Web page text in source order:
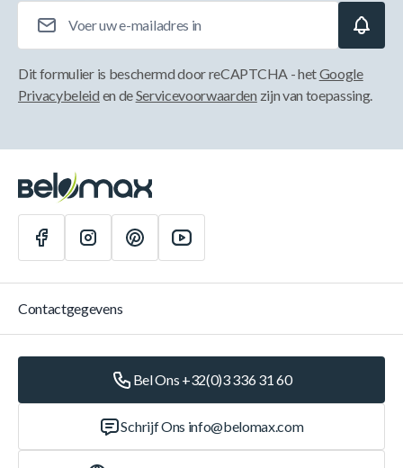
Dit formulier is beschermd door reCAPTCHA - hetGoogle
Privacybeleid en deServicevoorwaarden zijn van toepassing.
Contactgegevens
Bel Ons +32(0)3 336 31 60
Schrijf Ons info@belomax.com